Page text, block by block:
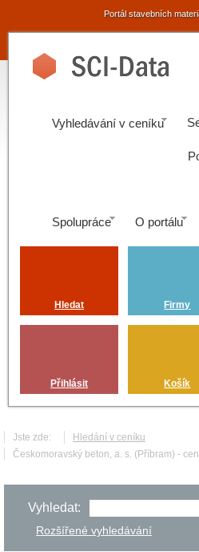
Portál stavebních
Vyhledávání v ceníku
Spolupráce O portálu
Hledat Firmy
Přihlásit Košík
Jste zde:
Hledání v ceníku
Českomoravský beton, a. s. (Příbram) -
Vyhledat:
Rozšířené vyhledávání